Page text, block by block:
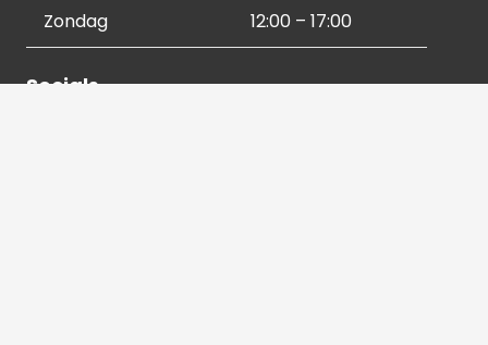
Zondag 12:00 – 17:00
Socials